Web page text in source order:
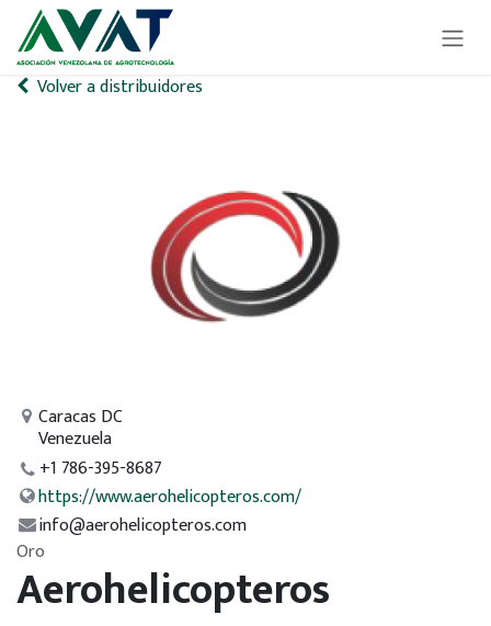
Ir al contenido
Volver a distribuidores
Caracas DC
Venezuela
+1 786-395-8687
https://www.aerohelicopteros.com/
info@aerohelicopteros.com
Oro
Aerohelicopteros